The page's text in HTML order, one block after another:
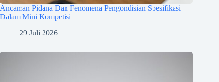
Ancaman Pidana Dan Fenomena Pengondisian Spesifikasi
Dalam Mini Kompetisi
29 Juli 2026